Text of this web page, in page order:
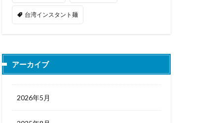
台湾インスタント麺
アーカイブ
2026年5月